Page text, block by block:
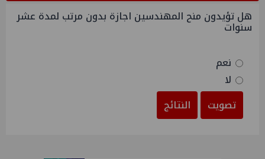
هل تؤيدون منح المهندسين اجازة بدون مرتب لمدة عشر
سنوات
نعم
لا
تصويت
النتائج